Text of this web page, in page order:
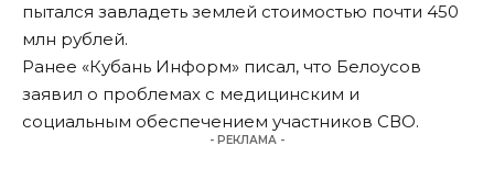
пытался завладеть землей стоимостью почти 450
млн рублей.
Ранее «Кубань Информ» писал, что Белоусов
заявил о проблемах с медицинским и
социальным обеспечением участников СВО.
- РЕКЛАМА -